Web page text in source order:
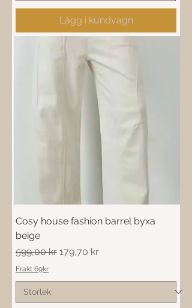
Lägg i kundvagn
Cosy house fashion barrel byxa
beige
Ordinarie pris
599,00 kr Reapris
179,70 kr
Frakt 69kr